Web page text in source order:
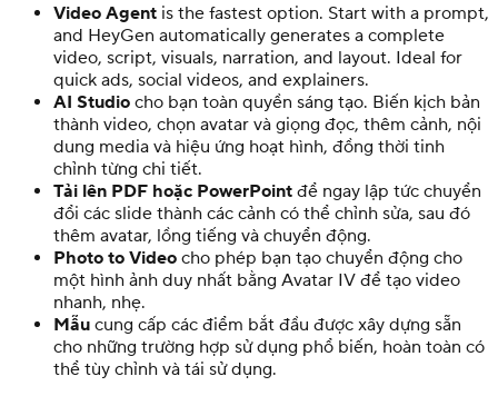
Video Agent is the fastest option. Start with a prompt,
and HeyGen automatically generates a complete
video, script, visuals, narration, and layout. Ideal for
quick ads, social videos, and explainers.
AI Studio cho bạn toàn quyền sáng tạo. Biến kịch bản
thành video, chọn avatar và giọng đọc, thêm cảnh, nội
dung media và hiệu ứng hoạt hình, đồng thời tinh
chỉnh từng chi tiết.
Tải lên PDF hoặc PowerPoint để ngay lập tức chuyển
đổi các slide thành các cảnh có thể chỉnh sửa, sau đó
thêm avatar, lồng tiếng và chuyển động.
Photo to Video cho phép bạn tạo chuyển động cho
một hình ảnh duy nhất bằng Avatar IV để tạo video
nhanh, nhẹ.
Mẫu cung cấp các điểm bắt đầu được xây dựng sẵn
cho những trường hợp sử dụng phổ biến, hoàn toàn có
thể tùy chỉnh và tái sử dụng.